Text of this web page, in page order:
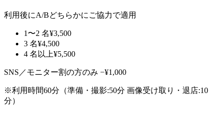
利用後にA/Bどちらかにご協力で適用
1〜2 名¥3,500
3 名¥4,500
4 名以上¥5,500
SNS／モニター割の方のみ −¥1,000
※利用時間60分（準備・撮影:50分 画像受け取り・退店:10
分）